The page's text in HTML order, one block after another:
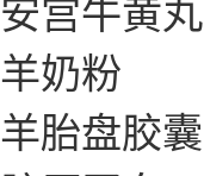
安宫牛黄丸
羊奶粉
羊胎盘胶囊